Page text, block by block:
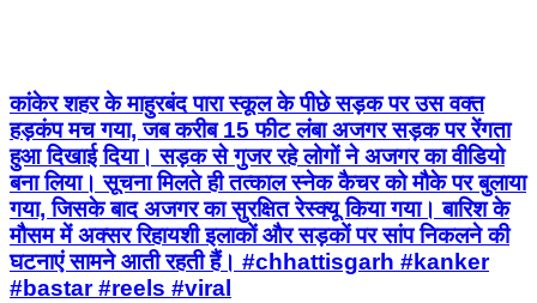
कांकेर शहर के माहुरबंद पारा स्कूल के पीछे सड़क पर उस वक्त
हड़कंप मच गया, जब करीब 15 फीट लंबा अजगर सड़क पर रेंगता
हुआ दिखाई दिया। सड़क से गुजर रहे लोगों ने अजगर का वीडियो
बना लिया। सूचना मिलते ही तत्काल स्नेक कैचर को मौके पर बुलाया
गया, जिसके बाद अजगर का सुरक्षित रेस्क्यू किया गया। बारिश के
मौसम में अक्सर रिहायशी इलाकों और सड़कों पर सांप निकलने की
घटनाएं सामने आती रहती हैं। #chhattisgarh #kanker
#bastar #reels #viral